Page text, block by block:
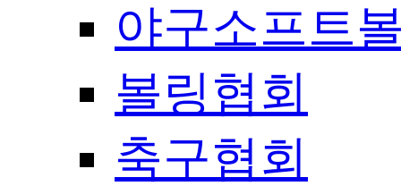
야구소프트
볼링협회
축구협회